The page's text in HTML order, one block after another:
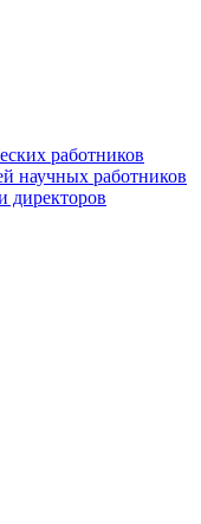
работников
научных работников
директоров